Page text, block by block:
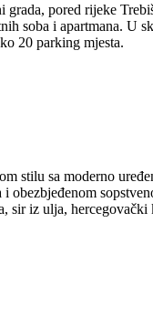
pored rijeke
soba i apartmana. U
20 parking mjesta.
stilu sa moderno
i obezbjeđenom
sir iz ulja,